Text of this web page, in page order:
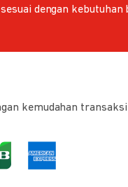
dengan kebutuhan
kemudahan transaksi